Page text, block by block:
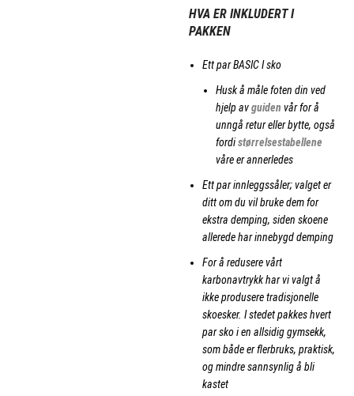
HVA ER INKLUDERT I
PAKKEN
Ett par BASIC I sko
Husk å måle foten din ved
hjelp avguiden vår for å
unngå retur eller bytte, også
fordistørrelsestabellene
våre er annerledes
Ett par innleggssåler; valget er
ditt om du vil bruke dem for
ekstra demping, siden skoene
allerede har innebygd demping
For å redusere vårt
karbonavtrykk har vi valgt å
ikke produsere tradisjonelle
skoesker. I stedet pakkes hvert
par sko i en allsidig gymsekk,
som både er flerbruks, praktisk,
og mindre sannsynlig å bli
kastet